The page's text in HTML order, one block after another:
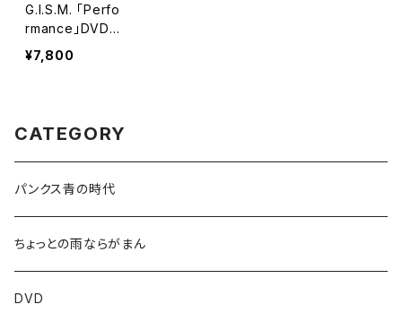
G.I.S.M. 「Perfo
rmance」DVD
ポスター付き(枚
数20枚限定)
¥7,800
CATEGORY
パンクス青の時代
ちょっとの雨ならがまん
DVD